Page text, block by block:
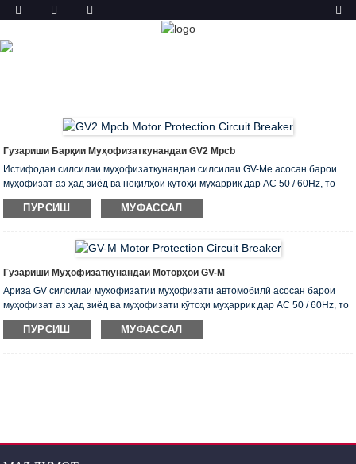
МАҲСУЛОТ
Гузариши Барқии Муҳофизаткунандаи GV2 Mpcb
Истифодаи силсилаи муҳофизаткунандаи силсилаи GV-Me асосан барои
муҳофизат аз ҳад зиёд ва ноқилҳои кӯтоҳи муҳаррик дар AC 50 / 60Hz, то
660V, занҷири 0,1-80A, ҳамчун стартери пуриқтидор барои оғоз ва қатъ
кардани муҳаррик, дар зери бори AC3 ё муҳофизати аз ҳад зиёд ва
барқ. Навъи мушаххас Рейтинги стандартии қувваи барқ ​​3-фазаи 50 / 60Hz
дар категорияи AC-3 Диапазони ҷории ҷорӣ (A) ...
ПУРСИШ МУФАССАЛ
Гузариши Муҳофизаткунандаи Моторҳои GV-M
Ариза GV силсилаи муҳофизатии муҳофизати автомобилӣ асосан барои
муҳофизат аз ҳад зиёд ва муҳофизати кӯтоҳи муҳаррик дар AC 50 / 60Hz, то
660V, занҷири 0.1-80A, ҳамчун стартери пуриқтидор барои оғоз ва қатъ
кардани муҳаррик истифода мешавад, дар зери бори AC3 ё барои аз ҳад
ПУРСИШ МУФАССАЛ